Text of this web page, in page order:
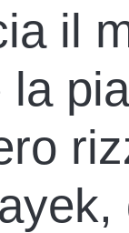
il
la